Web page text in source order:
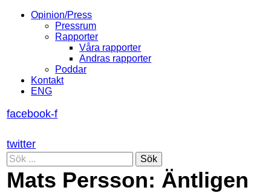
Opinion/Press
Pressrum
Rapporter
Våra rapporter
Andras rapporter
Poddar
Kontakt
ENG
facebook-f
twitter
Sök
Mats Persson: Äntligen